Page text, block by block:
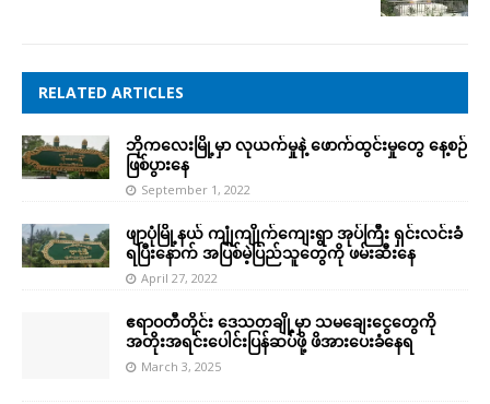
RELATED ARTICLES
ဘိုကလေးမြို့မှာ လုယက်မှုနဲ့ ဖောက်ထွင်းမှုတွေ နေ့စဉ်
ဖြစ်ပွား​နေ
September 1, 2022
ဖျာပုံမြို့နယ် ကျုံကျိုက်ကျေးရွာ အုပ်ကြီး ရှင်းလင်းခံ
ရပြီးနောက် အပြစ်မဲ့ပြည်သူတွေကို ဖမ်းဆီးနေ
April 27, 2022
ဧရာဝတီတိုင်း ဒေသတချို့မှာ သမချေးငွေတွေကို
အတိုးအရင်းပေါင်းပြန်ဆပ်ဖို့ ဖိအားပေးခံနေရ
March 3, 2025